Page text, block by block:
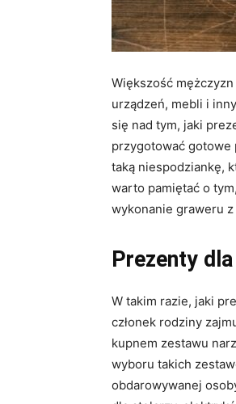
Większość
urządzeń, mebli i
się nad tym, jaki
przygotować gotowe
taką niespodziankę,
warto pamiętać o
wykonanie graweru z
Prezenty
W takim razie, jaki
członek rodziny
kupnem zestawu
wyboru takich
obdarowywanej